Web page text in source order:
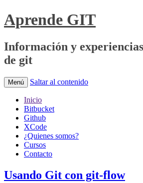
Aprende GIT
Información y
de git
Menú Saltar al contenido
Inicio
Bitbucket
Github
XCode
¿Quienes somos?
Cursos
Contacto
Usando Git con git-flow